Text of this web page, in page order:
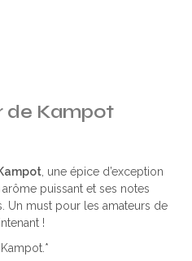
de Kampot
, une épice d’exception
puissant et ses notes
Un must pour les amateurs de
!